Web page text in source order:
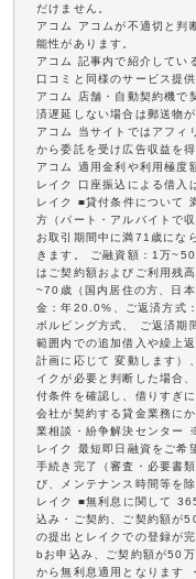
だけません。
アコム アコムが不適切と判
能性があります。
アコム 記事内で紹介してい
口コミと同様のサービス提
アコム 店舗・自動契約機で
済遅延しない場合は郵送物
アコム 当サイトではアフィ
から委託を受け広告収益を
アコム 適用金利や利用極度
レイク 口座振込による借入
レイク ■貸付条件について
方（パート・アルバイトで
お取引期間中に満71歳にな
きます。 ご融資額：1万
はご契約額およびご利用残
~70歳（国内居住の方、日
金：年20.0%、ご返済方式
ボルビング方式、 ご返済期
範囲内での追加借入や繰上
計画に応じて 変動します）
イクが必要と判断した場合
付条件を確認し、借りすぎ
会社が契約する貸金業務に
業相談・紛争解決センター
レイク 最短即日融資をご希
手続き完了（審査・必要書
び、メンテナンス時間等を除
レイク ■無利息に関して
込み・ご契約、ご契約額が
の提出とレイクでの登録が
bお申込み、ご契約額が50
から無利息適用となります